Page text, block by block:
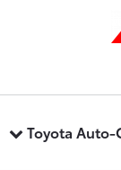
Toyota Auto-